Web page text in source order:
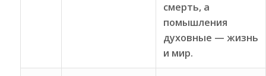
смерть, а
помышления
духовные — жизнь
и мир.